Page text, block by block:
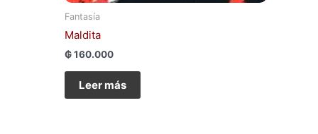
Fantasía
Maldita
₲160.000
Leer más